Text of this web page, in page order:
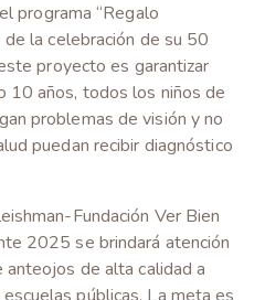
programa “Regalo
la celebración de su 50
proyecto es garantizar
10 años, todos los niños de
problemas de visión y no
puedan recibir diagnóstico
Fundación Ver Bien
2025 se brindará atención
de alta calidad a